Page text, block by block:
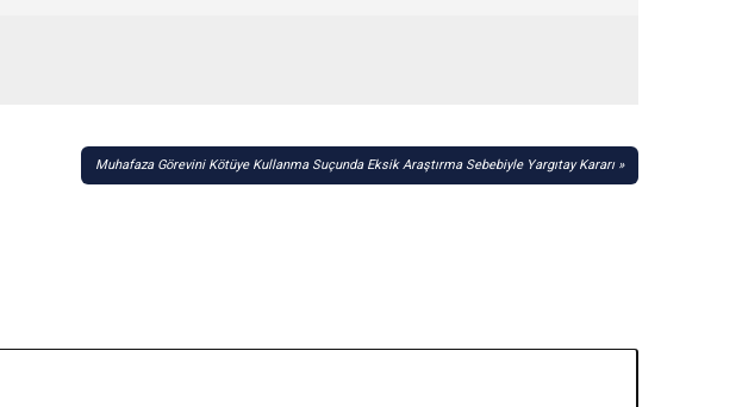
Muhafaza Görevini Kötüye Kullanma Suçunda Eksik Araştırma Sebebiyle Yargıtay Kararı